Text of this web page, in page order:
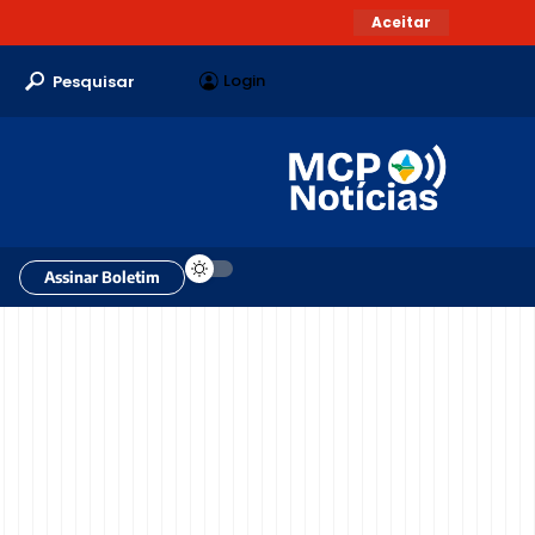
Aceitar
Pesquisar Login
Assinar Boletim